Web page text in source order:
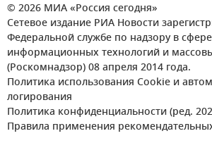
© 2026 МИА «Россия сегодня»
Сетевое издание РИА Новости
Федеральной службе по надзору в
информационных технологий и
(Роскомнадзор) 08 апреля 2014 года.
Политика использования Cookie и
логирования
Политика конфиденциальности (ред.
Правила применения